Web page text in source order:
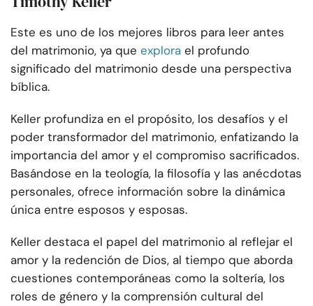
Este es uno de los mejores libros para leer antes
del matrimonio, ya que explora el profundo
significado del matrimonio desde una perspectiva
bíblica.
Keller profundiza en el propósito, los desafíos y el
poder transformador del matrimonio, enfatizando la
importancia del amor y el compromiso sacrificados.
Basándose en la teología, la filosofía y las anécdotas
personales, ofrece información sobre la dinámica
única entre esposos y esposas.
Keller destaca el papel del matrimonio al reflejar el
amor y la redención de Dios, al tiempo que aborda
cuestiones contemporáneas como la soltería, los
roles de género y la comprensión cultural del